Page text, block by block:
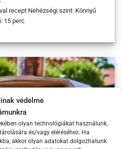
védelme
olyan technológiákat használunk,
és/vagy eléréséhez. Ha
akkor olyan adatokat dolgozhatunk
recept Nehézségi szint: Könnyű
15 perc